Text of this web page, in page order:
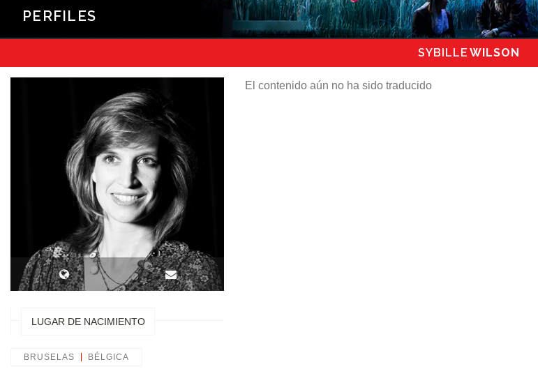
PERFILES
SYBILLEWILSON
LUGAR DE NACIMIENTO
BRUSELAS BÉLGICA
El contenido aún no ha sido traducido